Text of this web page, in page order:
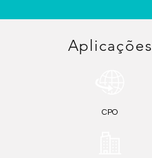
Aplicações
CPO